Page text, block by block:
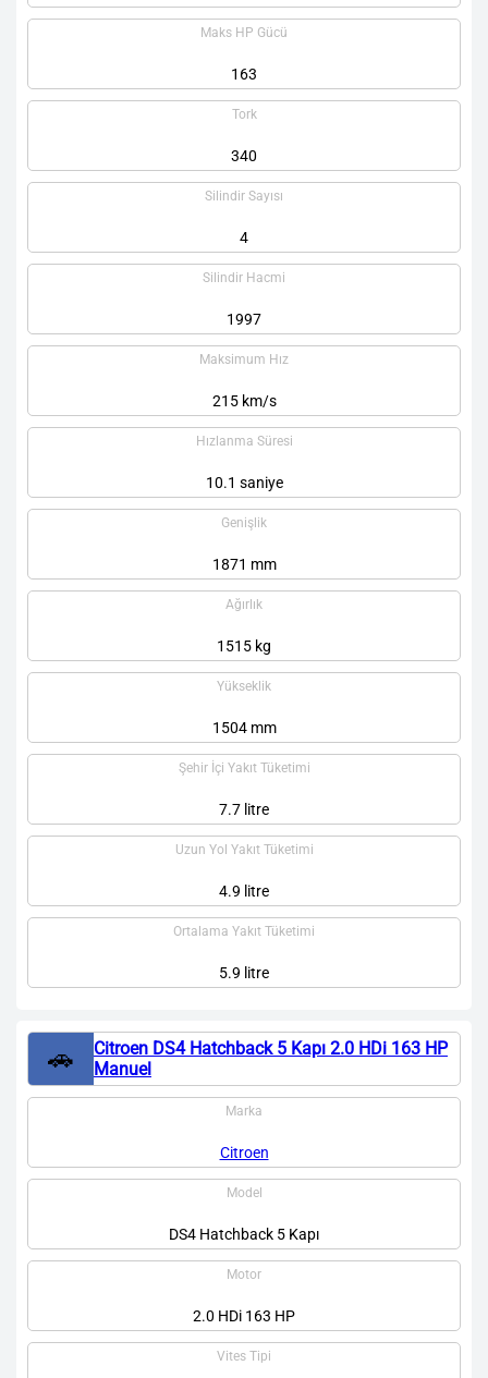
Maks HP Gücü
163
Tork
340
Silindir Sayısı
4
Silindir Hacmi
1997
Maksimum Hız
215 km/s
Hızlanma Süresi
10.1 saniye
Genişlik
1871 mm
Ağırlık
1515 kg
Yükseklik
1504 mm
Şehir İçi Yakıt Tüketimi
7.7 litre
Uzun Yol Yakıt Tüketimi
4.9 litre
Ortalama Yakıt Tüketimi
5.9 litre
🚗
Citroen DS4 Hatchback 5 Kapı 2.0 HDi 163 HP
Manuel
Marka
Citroen
Model
DS4 Hatchback 5 Kapı
Motor
2.0 HDi 163 HP
Vites Tipi